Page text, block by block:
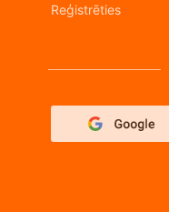
Reģistrēties